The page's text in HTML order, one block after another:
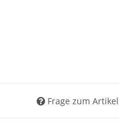
Frage zum Artikel